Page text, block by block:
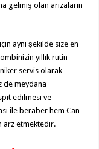
gelmiş olan arızaların
aynı şekilde size en
yıllık rutin
servis olarak
de meydana
edilmesi ve
ile beraber hem Can
arz etmektedir.